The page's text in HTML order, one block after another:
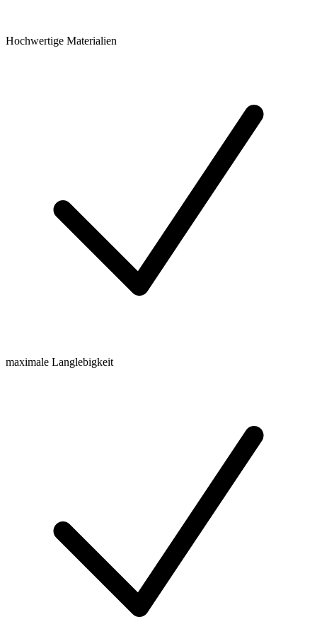
Hochwertige Materialien
maximale Langlebigkeit